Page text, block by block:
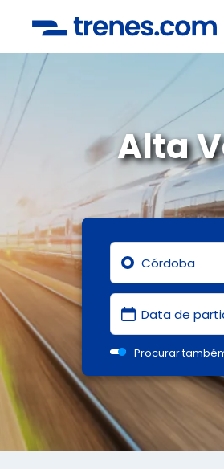
Alta
Procurar